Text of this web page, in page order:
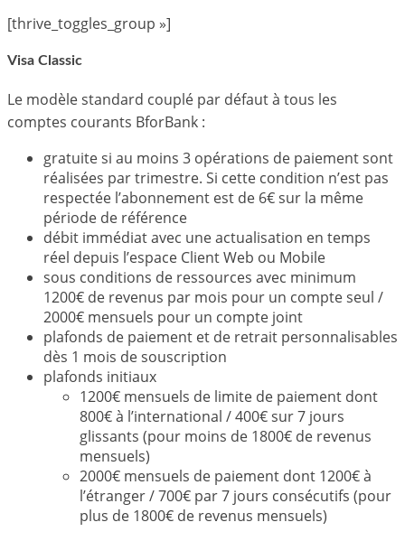
[thrive_toggles_group »]
Visa Classic
Le modèle standard couplé par défaut à tous les
comptes courants BforBank :
gratuite si au moins 3 opérations de paiement sont
réalisées par trimestre. Si cette condition n’est pas
respectée l’abonnement est de 6€ sur la même
période de référence
débit immédiat avec une actualisation en temps
réel depuis l’espace Client Web ou Mobile
sous conditions de ressources avec minimum
1200€ de revenus par mois pour un compte seul /
2000€ mensuels pour un compte joint
plafonds de paiement et de retrait personnalisables
dès 1 mois de souscription
plafonds initiaux
1200€ mensuels de limite de paiement dont
800€ à l’international / 400€ sur 7 jours
glissants (pour moins de 1800€ de revenus
mensuels)
2000€ mensuels de paiement dont 1200€ à
l’étranger / 700€ par 7 jours consécutifs (pour
plus de 1800€ de revenus mensuels)